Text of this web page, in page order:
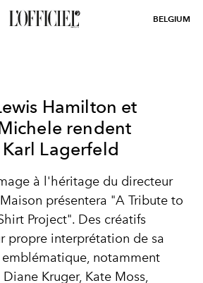
BELGIUM
Hamilton et
rendent
Lagerfeld
à l'héritage du directeur
présentera "A Tribute to
Project". Des créatifs
propre interprétation de sa
notamment
Kruger, Kate Moss,